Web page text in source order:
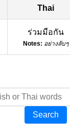
Thai
ร่วมมือกัน
Notes: อย่างลับๆ
Search